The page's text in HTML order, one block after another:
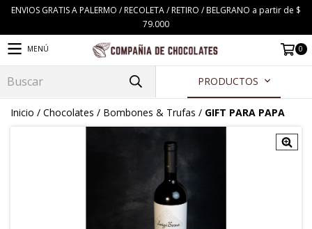
ENVIOS GRATIS A PALERMO / RECOLETA / RETIRO / BELGRANO a partir de $
79.000
MENÚ 0
PRODUCTOS
Inicio / Chocolates / Bombones & Trufas / GIFT PARA PAPA